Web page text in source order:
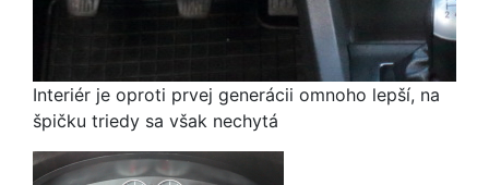
Interiér je oproti prvej generácii omnoho lepší, na
špičku triedy sa však nechytá